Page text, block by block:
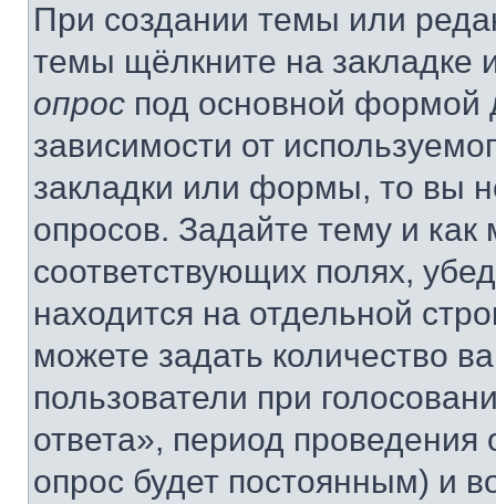
При создании темы или
темы щёлкните на
опрос под основной формой
зависимости от
закладки или формы, то вы
опросов. Задайте тему и
соответствующих полях,
находится на отдельной
можете задать количество
пользователи при
ответа», период проведения
опрос будет постоянным) и